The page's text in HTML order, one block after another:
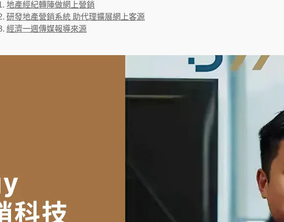
地產經紀轉陣做網上營銷​
研發地產營銷系統 助代理擴展網上客源
經濟一週傳媒報導來源